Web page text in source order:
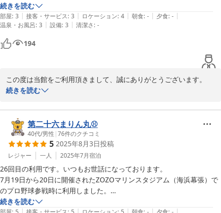
いです
温泉・サウナも程よい感じで料金も非常にお手軽です
続きを読む
部屋: 3 | 接客・サービス: 3 | ロケーション: 4 | 朝食: - | 夕食: - |
温泉・お風呂: 3 | 設備: 3 | 清潔さ: -
194
この度は当館をご利用頂きまして、誠にありがとうございます。
いつも当館をご利用くださって、本当に嬉しいです。いつもありが
今後もよりご満足頂けるよう、成長してまいります。
またのご利用、スタッフ一同お待ち致しております。
2025-10-01
続きを読む
第二十六まりん丸⚾️
40代/男性 |76件のクチコミ
5 2025年8月3日投稿
レジャー 一人 2025年7月宿泊
26回目の利用です。いつもお世話になっております。
7月19日から20日に開催されたZOZOマリンスタジアム（海浜幕張）で
のプロ野球参戦時に利用しました。
試合後に球場で開催した音楽フェスの影響で到着が24時近くになりま
続きを読む
| | | |
|